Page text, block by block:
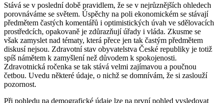
Stává se v poslední době pravidlem, že se v nejrůznějších ohledech
porovnáváme se světem. Úspěchy na poli ekonomickém se stávají
předmětem častých komentářů i optimistických úvah ve sdělovacích
prostředcích, opakovaně je zdůrazňují úřady i vláda. Zkusme se
však zamyslet nad tématy, která přece jen tak častým předmětem
diskusí nejsou. Zdravotní stav obyvatelstva České republiky je totiž
spíš námětem k zamyšlení než důvodem k spokojenosti.
Zdravotnická ročenka se tak stává velmi zajímavou a poučnou
četbou. Uvedu některé údaje, o nichž se domnívám, že si zaslouží
pozornost.
Při pohledu na demografické údaje lze na první pohled vysledovat